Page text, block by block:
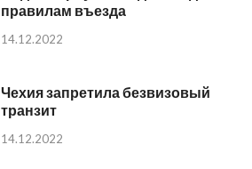
правилам въезда
14.12.2022
Чехия запретила безвизовый
транзит
14.12.2022